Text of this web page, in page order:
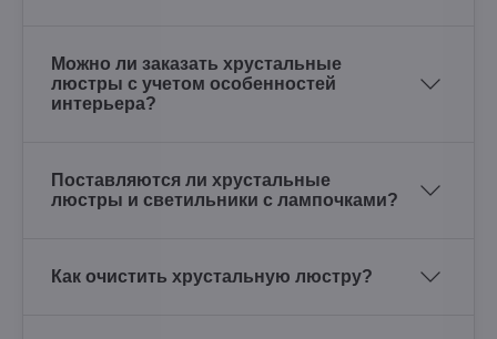
Можно ли заказать хрустальные
люстры с учетом особенностей
интерьера?
Поставляются ли хрустальные
люстры и светильники с лампочками?
Как очистить хрустальную люстру?